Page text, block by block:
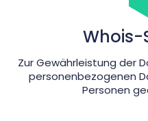
Whois-
Zur Gewährleistung der
personenbezogenen
Personen